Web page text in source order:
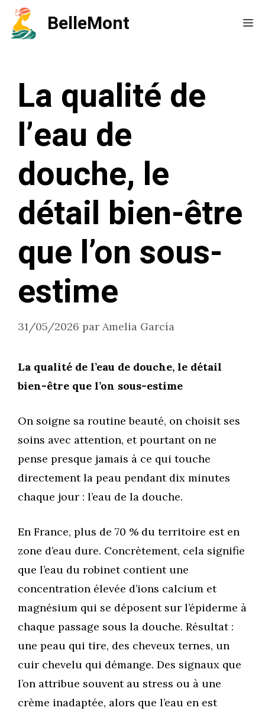
Aller
BelleMont
La qualité de
l’eau de
douche, le
détail bien-être
que l’on sous-
estime
31/05/2026 par Amelia García
La qualité de l’eau de douche, le détail
bien-être que l’on sous-estime
On soigne sa routine beauté, on choisit ses
soins avec attention, et pourtant on ne
pense presque jamais à ce qui touche
directement la peau pendant dix minutes
chaque jour : l’eau de la douche.
En France, plus de 70 % du territoire est en
zone d’eau dure. Concrètement, cela signifie
que l’eau du robinet contient une
concentration élevée d’ions calcium et
magnésium qui se déposent sur l’épiderme à
chaque passage sous la douche. Résultat :
une peau qui tire, des cheveux ternes, un
cuir chevelu qui démange. Des signaux que
l’on attribue souvent au stress ou à une
crème inadaptée, alors que l’eau en est